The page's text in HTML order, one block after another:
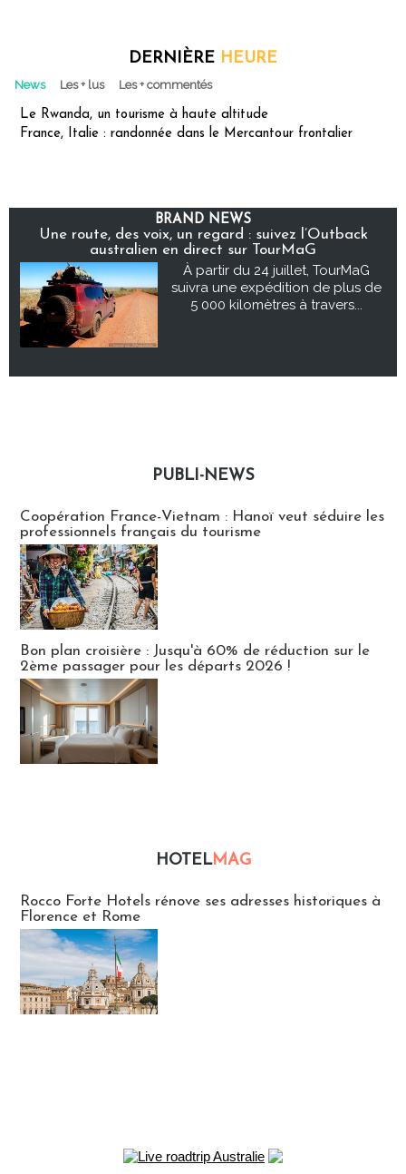
DERNIÈRE HEURE
News Les + lus Les + commentés
Le Rwanda, un tourisme à haute altitude
France, Italie : randonnée dans le Mercantour frontalier
BRAND NEWS
Une route, des voix, un regard : suivez l’Outback
australien en direct sur TourMaG
À partir du 24 juillet, TourMaG
suivra une expédition de plus de
5 000 kilomètres à travers...
PUBLI-NEWS
Coopération France-Vietnam : Hanoï veut séduire les
professionnels français du tourisme
Bon plan croisière : Jusqu'à 60% de réduction sur le
2ème passager pour les départs 2026 !
HOTELMAG
Rocco Forte Hotels rénove ses adresses historiques à
Florence et Rome